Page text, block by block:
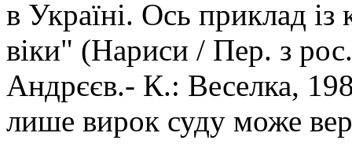
в Україні. Ось приклад
віки" (Нариси / Пер. з
Андрєєв.- К.: Веселка,
лише вирок суду може